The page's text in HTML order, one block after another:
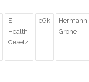
E-
Health-
Gesetz
eGk
Hermann
Gröhe